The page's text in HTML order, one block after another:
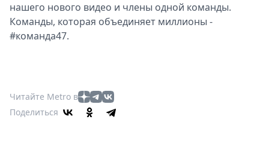
нашего нового видео и члены одной команды.
Команды, которая объединяет миллионы -
#команда47.
Читайте Metro в
Поделиться